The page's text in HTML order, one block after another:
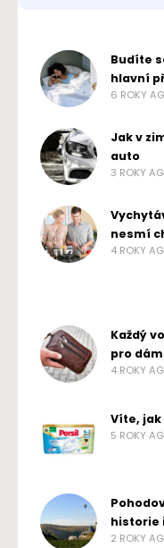
Budíte
hlavní
6 ROKY
Jak v
auto
3 ROKY
nesmí
4 ROKY
Každý
pro
4 ROKY
Víte,
5 ROKY
historie
2 ROKY